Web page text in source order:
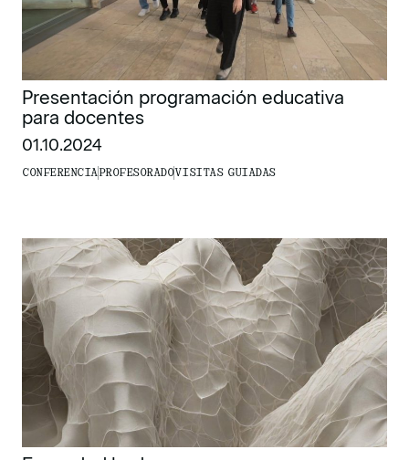
Presentación programación educativa
para docentes
01.10.2024
CONFERENCIA PROFESORADOVISITAS GUIADAS